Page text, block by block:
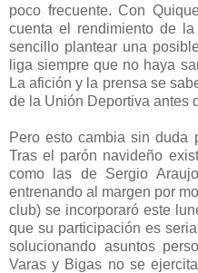
poco frecuente. Con
cuenta el rendimiento de
sencillo plantear una
liga siempre que no haya
La afición y la prensa se
de la Unión Deportiva antes
Pero esto cambia sin duda
Tras el parón navideño
como las de Sergio
entrenando al margen por
club) se incorporaró este
que su participación es
solucionando asuntos
Varas y Bigas no se